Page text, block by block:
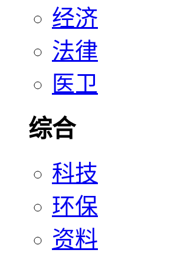
经济
法律
医卫
综合
科技
环保
资料